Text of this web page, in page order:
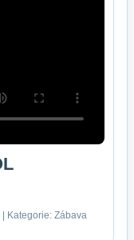
Kategorie: Zábava